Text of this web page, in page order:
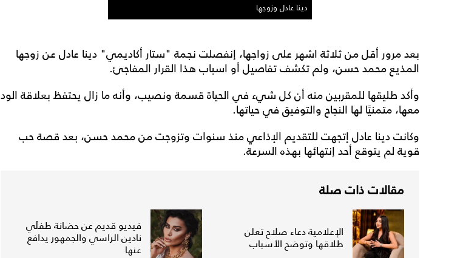
دينا عادل وزوجها
بعد مرور أقل من ثلاثة اشهر على زواجها، إنفصلت نجمة "ستار أكاديمي" دينا عادل عن زوجها
المذيع محمد حسن، ولم تكشف تفاصيل أو اسباب هذا القرار المفاجئ.
وأكد طليقها للمقربين منه أن كل شيء في الحياة قسمة ونصيب، وأنه ما زال يحتفظ بعلاقة الود
معها، متمنيًا لها النجاح والتوفيق في حياتها.
وكانت دينا عادل إتجهت للتقديم الإذاعي منذ سنوات وتزوجت من محمد حسن، بعد قصة حب
قوية لم يتوقع أحد إنتهائها بهذه السرعة.
مقالات ذات صلة
الإعلامية دعاء صلاح تعلن
طلاقها وتوضح الأسباب
فيديو قديم عن حضانة طفلَي
نادين الراسي والجمهور يدافع
عنها